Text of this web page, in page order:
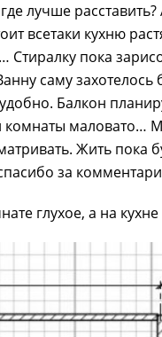
лучше
всетаки кухню
пока
саму
Балкон
маловато…
Жить
за
глухое, а на